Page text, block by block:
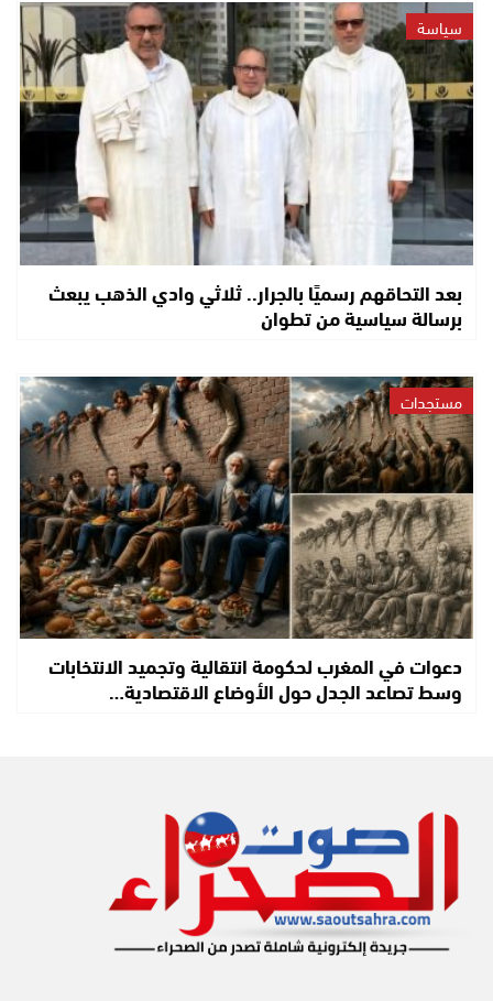
سياسة
بعد التحاقهم رسميًا بالجرار.. ثلاثي وادي الذهب يبعث
برسالة سياسية من تطوان
مستجدات
دعوات في المغرب لحكومة انتقالية وتجميد الانتخابات
وسط تصاعد الجدل حول الأوضاع الاقتصادية…